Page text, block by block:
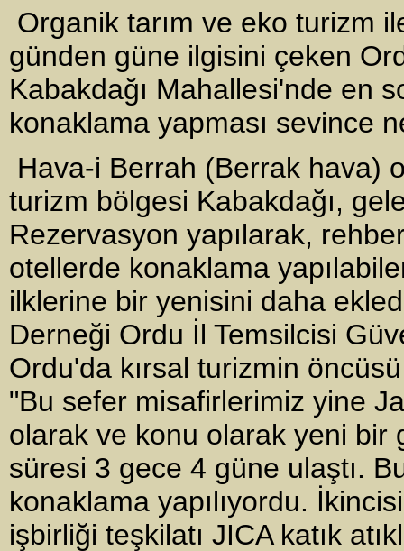
Organik tarım ve eko turizm
günden güne ilgisini çeken
Kabakdağı Mahallesi'nde en
konaklama yapması sevince
Hava-i Berrah (Berrak hava)
turizm bölgesi Kabakdağı,
Rezervasyon yapılarak,
otellerde konaklama
ilklerine bir yenisini daha
Derneği Ordu İl Temsilcisi
Ordu'da kırsal turizmin
"Bu sefer misafirlerimiz yine
olarak ve konu olarak yeni bir
süresi 3 gece 4 güne ulaştı.
konaklama yapılıyordu.
işbirliği teşkilatı JICA katık